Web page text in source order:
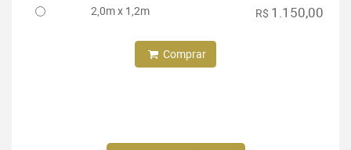
2,0m x 1,2m R$ 1.150,00
Comprar